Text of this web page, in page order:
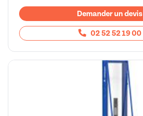
Demander un devis
02 52 52 19 00